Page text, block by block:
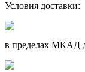
Условия доставки:
в пределах МКАД